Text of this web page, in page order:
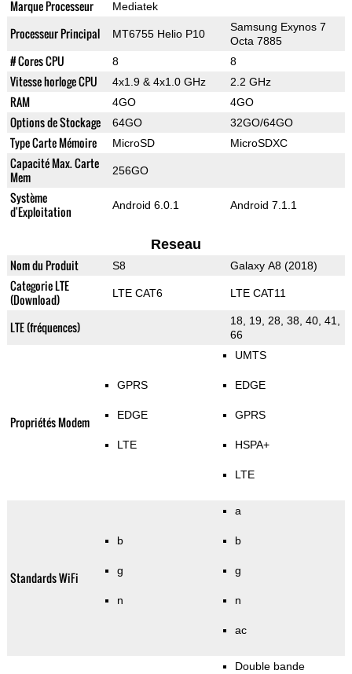
Marque Processeur Mediatek
Processeur Principal MT6755 Helio P10
Samsung Exynos 7
Octa 7885
# Cores CPU 8 8
Vitesse horloge CPU 4x1.9 & 4x1.0 GHz 2.2 GHz
RAM 4GO 4GO
Options de Stockage 64GO 32GO/64GO
Type Carte Mémoire MicroSD MicroSDXC
Capacité Max. Carte
Mem
256GO
Système
d'Exploitation
Android 6.0.1 Android 7.1.1
Reseau
Nom du Produit S8 Galaxy A8 (2018)
Categorie LTE
(Download)
LTE CAT6 LTE CAT11
LTE (fréquences)
18, 19, 28, 38, 40, 41,
66
Propriétés Modem
GPRS
EDGE
LTE
UMTS
EDGE
GPRS
HSPA+
LTE
Standards WiFi
b
g
n
a
b
g
n
ac
Double bande